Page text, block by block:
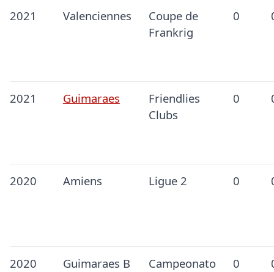
2021 Valenciennes
Coupe de
Frankrig
0
2021 Guimaraes
Friendlies
Clubs
0
2020 Amiens Ligue 2 0
2020 Guimaraes B
Campeonato
0